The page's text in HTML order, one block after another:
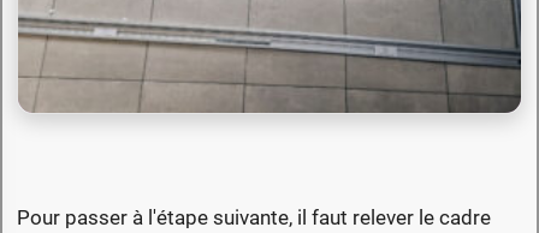
Pour passer à l'étape suivante, il faut relever le cadre